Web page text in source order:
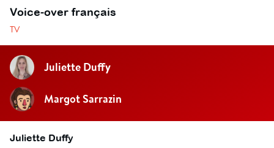
Voice-over français
TV
Juliette Duffy
Margot Sarrazin
Juliette Duffy